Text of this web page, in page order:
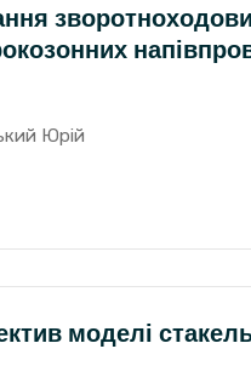
Юрій
моделі